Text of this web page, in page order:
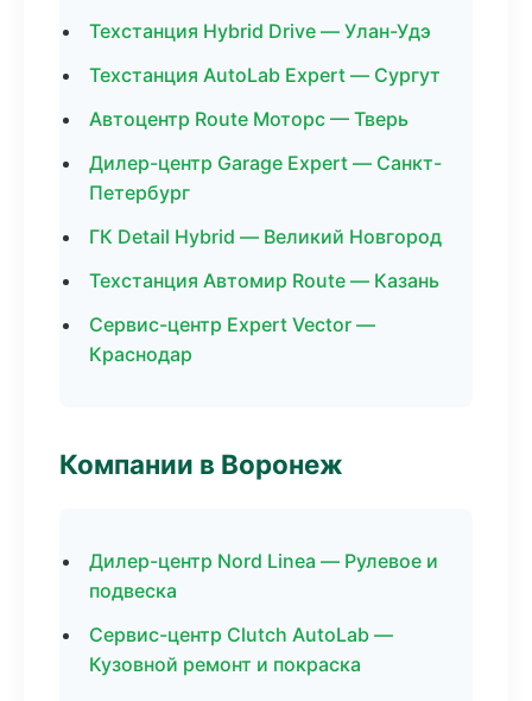
Техстанция Hybrid Drive — Улан-Удэ
Техстанция AutoLab Expert — Сургут
Автоцентр Route Моторс — Тверь
Дилер-центр Garage Expert — Санкт-
Петербург
ГК Detail Hybrid — Великий Новгород
Техстанция Автомир Route — Казань
Сервис-центр Expert Vector —
Краснодар
Компании в Воронеж
Дилер-центр Nord Linea — Рулевое и
подвеска
Сервис-центр Clutch AutoLab —
Кузовной ремонт и покраска